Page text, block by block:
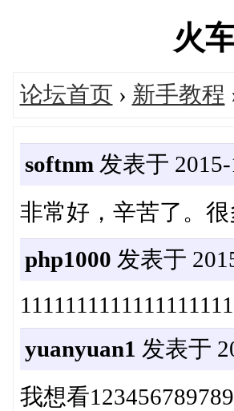
火
论坛首页 › 新手教程
softnm 发表于
非常好，辛苦了。很
php1000 发表于
yuanyuan1 发表于
我想看